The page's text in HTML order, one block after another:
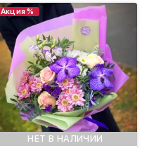
НЕТ В НАЛИЧИИ
Акция %